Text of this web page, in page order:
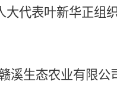
大代表叶新华正组
生态农业有限公